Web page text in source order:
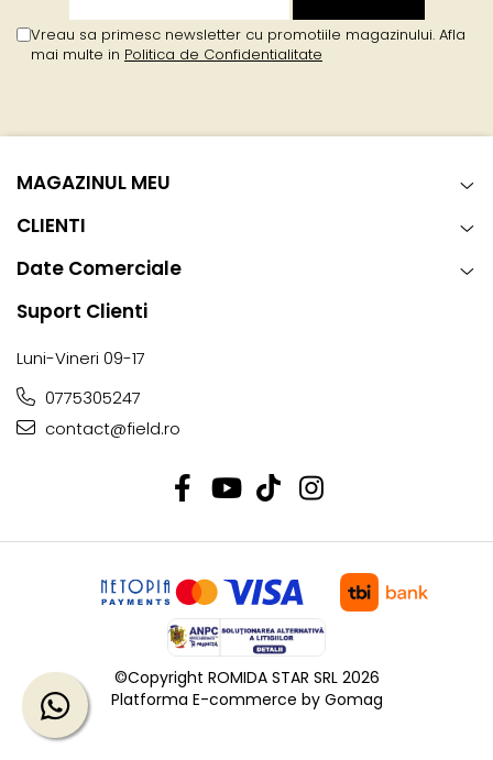
Vreau sa primesc newsletter cu promotiile magazinului. Afla
mai multe in Politica de Confidentialitate
MAGAZINUL MEU
CLIENTI
Date Comerciale
Suport Clienti
Luni-Vineri 09-17
0775305247
contact@field.ro
©Copyright ROMIDA STAR SRL 2026
Platforma E-commerce by Gomag